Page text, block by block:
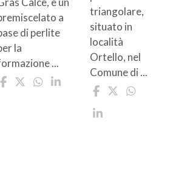
a
di perlite
la
...
triangolare,
situato in
località
Ortello, nel
Comune di ...